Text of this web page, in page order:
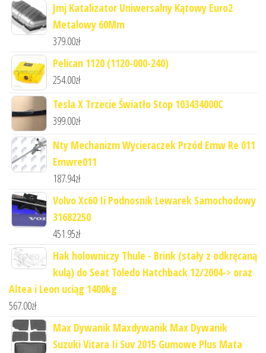
Jmj Katalizator Uniwersalny Kątowy Euro2
Metalowy 60Mm
379.00zł
Pelican 1120 (1120-000-240)
254.00zł
Tesla X Trzecie Światło Stop 103434000C
399.00zł
Nty Mechanizm Wycieraczek Przód Emw Re 011
Emwre011
187.94zł
Volvo Xc60 Ii Podnosnik Lewarek Samochodowy
31682250
451.95zł
Hak holowniczy Thule - Brink (stały z odkręcaną
kulą) do Seat Toledo Hatchback 12/2004-> oraz
Altea i Leon uciąg 1400kg
567.00zł
Max Dywanik Maxdywanik Max Dywanik
Suzuki Vitara Ii Suv 2015 Gumowe Plus Mata